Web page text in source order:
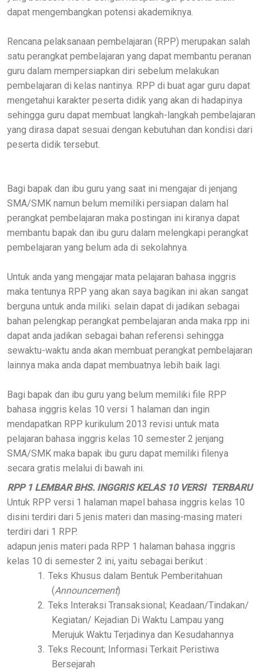
dapat mengembangkan potensi akademiknya.
Rencana pelaksanaan pembelajaran (RPP) merupakan salah
satu perangkat pembelajaran yang dapat membantu peranan
guru dalam mempersiapkan diri sebelum melakukan
pembelajaran di kelas nantinya. RPP di buat agar guru dapat
mengetahui karakter peserta didik yang akan di hadapinya
sehingga guru dapat membuat langkah-langkah pembelajaran
yang dirasa dapat sesuai dengan kebutuhan dan kondisi dari
peserta didik tersebut.
Bagi bapak dan ibu guru yang saat ini mengajar di jenjang
SMA/SMK namun belum memiliki persiapan dalam hal
perangkat pembelajaran maka postingan ini kiranya dapat
membantu bapak dan ibu guru dalam melengkapi perangkat
pembelajaran yang belum ada di sekolahnya.
Untuk anda yang mengajar mata pelajaran bahasa inggris
maka tentunya RPP yang akan saya bagikan ini akan sangat
berguna untuk anda miliki. selain dapat di jadikan sebagai
bahan pelengkap perangkat pembelajaran anda maka rpp ini
dapat anda jadikan sebagai bahan referensi sehingga
sewaktu-waktu anda akan membuat perangkat pembelajaran
lainnya maka anda dapat membuatnya lebih baik lagi.
Bagi bapak dan ibu guru yang belum memiliki file RPP
bahasa inggris kelas 10 versi 1 halaman dan ingin
mendapatkan RPP kurikulum 2013 revisi untuk mata
pelajaran bahasa inggris kelas 10 semester 2 jenjang
SMA/SMK maka bapak ibu guru dapat memiliki filenya
secara gratis melalui di bawah ini.
RPP 1 LEMBAR BHS. INGGRIS KELAS 10 VERSI TERBARU
Untuk RPP versi 1 halaman mapel bahasa inggris kelas 10
disini terdiri dari 5 jenis materi dan masing-masing materi
terdiri dari 1 RPP.
adapun jenis materi pada RPP 1 halaman bahasa inggris
kelas 10 di semester 2 ini, yaitu sebagai berikut :
1. Teks Khusus dalam Bentuk Pemberitahuan
(Announcement)
2. Teks Interaksi Transaksional; Keadaan/Tindakan/
Kegiatan/ Kejadian Di Waktu Lampau yang
Merujuk Waktu Terjadinya dan Kesudahannya
3. Teks Recount; Informasi Terkait Peristiwa
Bersejarah